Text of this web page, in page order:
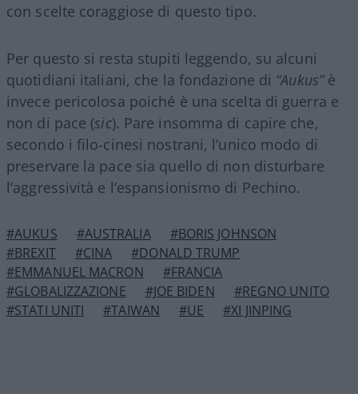
con scelte coraggiose di questo tipo.
Per questo si resta stupiti leggendo, su alcuni
quotidiani italiani, che la fondazione di “Aukus”è
invece pericolosa poiché è una scelta di guerra e
non di pace (sic). Pare insomma di capire che,
secondo i filo-cinesi nostrani, l’unico modo di
preservare la pace sia quello di non disturbare
l’aggressività e l’espansionismo di Pechino.
#AUKUS #AUSTRALIA
#BORIS JOHNSON
#BREXIT
#CINA
#DONALD TRUMP
#EMMANUEL MACRON
#FRANCIA
#GLOBALIZZAZIONE
#JOE BIDEN
#REGNO UNITO
#STATI UNITI
#TAIWAN #UE #XI JINPING